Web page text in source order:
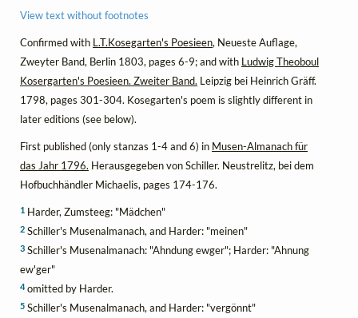
View text without footnotes
Confirmed with L.T.Kosegarten's Poesieen, Neueste Auflage,
Zweyter Band, Berlin 1803, pages 6-9; and with Ludwig Theoboul
Kosergarten's Poesieen. Zweiter Band. Leipzig bei Heinrich Gräff.
1798, pages 301-304. Kosegarten's poem is slightly different in
later editions (see below).
First published (only stanzas 1-4 and 6) in Musen-Almanach für
das Jahr 1796. Herausgegeben von Schiller. Neustrelitz, bei dem
Hofbuchhändler Michaelis, pages 174-176.
1 Harder, Zumsteeg: "Mädchen"
2 Schiller's Musenalmanach, and Harder: "meinen"
3 Schiller's Musenalmanach: "Ahndung ewger"; Harder: "Ahnung
ew'ger"
4omitted by Harder.
5 Schiller's Musenalmanach, and Harder: "vergönnt"